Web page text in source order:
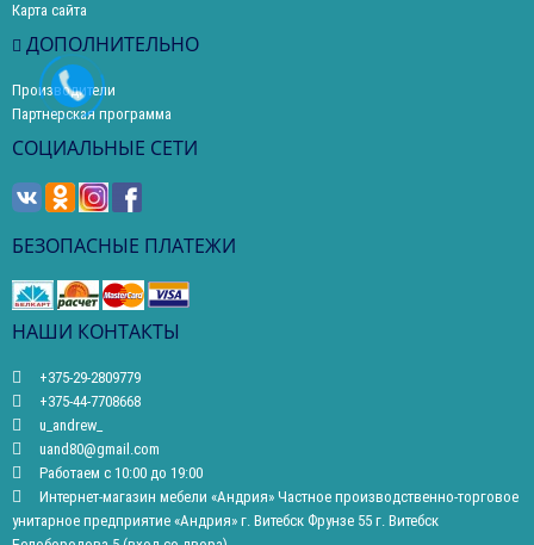
Карта сайта
ДОПОЛНИТЕЛЬНО
Производители
Партнерская программа
СОЦИАЛЬНЫЕ СЕТИ
БЕЗОПАСНЫЕ ПЛАТЕЖИ
НАШИ КОНТАКТЫ
+375-29-2809779
+375-44-7708668
u_andrew_
uand80@gmail.com
Работаем с 10:00 до 19:00
Интернет-магазин мебели «Андрия» Частное производственно-торговое
унитарное предприятие «Андрия» г. Витебск Фрунзе 55 г. Витебск